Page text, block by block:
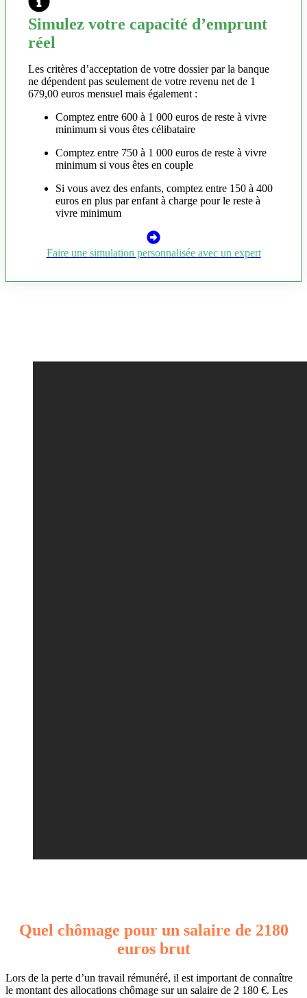
Simulez votre capacité d’emprunt
réel
Les critères d’acceptation de votre dossier par la banque
ne dépendent pas seulement de votre revenu net de 1
679,00 euros mensuel mais également :
Comptez entre 600 à 1 000 euros de reste à vivre
minimum si vous êtes célibataire
Comptez entre 750 à 1 000 euros de reste à vivre
minimum si vous êtes en couple
Si vous avez des enfants, comptez entre 150 à 400
euros en plus par enfant à charge pour le reste à
vivre minimum
Faire une simulation personnalisée avec un expert
Quel chômage pour un salaire de 2180
euros brut
Lors de la perte d’un travail rémunéré, il est important de connaître
le montant des allocations chômage sur un salaire de 2 180 €. Les